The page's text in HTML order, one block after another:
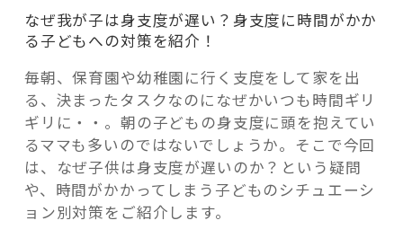
「モノ」
fleXe リノベ事例
「ひと」
協賛・協力店
なぜ我が子は身支度が遅い？身支度に時間がかか
る子どもへの対策を紹介！
毎朝、保育園や幼稚園に行く支度をして家を出
る、決まったタスクなのになぜかいつも時間ギリ
ギリに・・。朝の子どもの身支度に頭を抱えてい
るママも多いのではないでしょうか。そこで今回
は、なぜ子供は身支度が遅いのか？という疑問
や、時間がかかってしまう子どものシチュエーシ
ョン別対策をご紹介します。